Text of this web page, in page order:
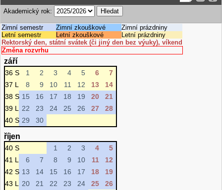
Akademický rok:
Zimní semestr Zimní zkouškové
Zimní prázdniny
Letní semestr
Letní zkouškové
Letní prázdniny
Rektorský den, státní svátek (či jiný den bez výuky), víkend
Změna rozvrhu
září
36 S 1 2 3 4 5 6
7
37 L
8 9 10 11 12 13
14
38 S 15 16 17 18 19 20
21
39 L
22 23 24 25 26 27
28
40 S 29 30
říjen
40 S 1 2 3 4
5
41 L
6 7 8 9 10 11
12
42 S 13 14 15 16 17 18
19
43 L
20 21 22 23 24 25
26